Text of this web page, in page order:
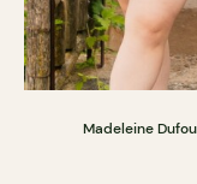
Madeleine